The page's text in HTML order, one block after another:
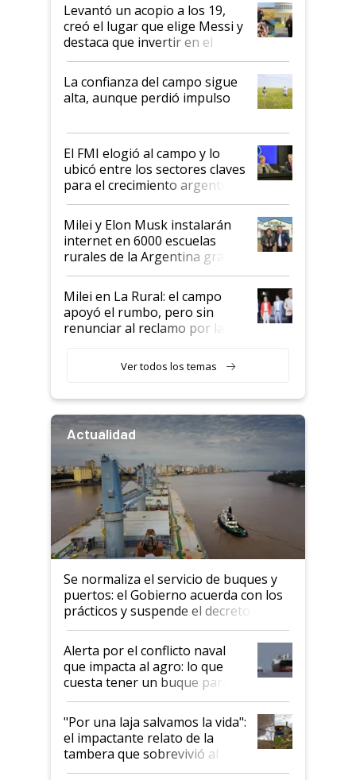
Levantó un acopio a los 19,
creó el lugar que elige Messi y
destaca que invertir en el
kirchnerismo era como "darle
plata a un hijo para droga":
Juan Félix Rossetti, el libertario
que de una dura crisis salió
de Milei
La confianza del campo sigue
alta, aunque perdió impulso
El FMI elogió al campo y lo
ubicó entre los sectores claves
para el crecimiento argentino
Milei y Elon Musk instalarán
internet en 6000 escuelas
rurales de la Argentina gracias
a un acuerdo con Starlink
Milei en La Rural: el campo
apoyó el rumbo, pero sin
renunciar al reclamo por las
Ver todos los temas
Actualidad
Se normaliza el servicio de buques y
puertos: el Gobierno acuerda con los
prácticos y suspende el decreto de
desregulación
Alerta por el conflicto naval
que impacta al agro: lo que
cuesta tener un buque parado
y el peligro de que Argentina
pase a ser "país sucio"
"Por una laja salvamos la vida":
el impactante relato de la
tambera que sobrevivió al
tornado